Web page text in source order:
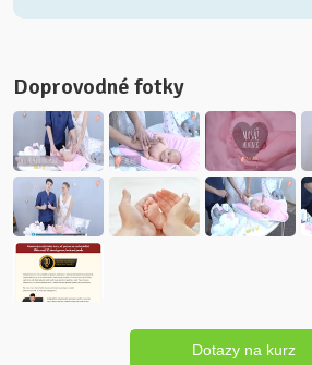
Doprovodné fotky
Dotazy na kurz